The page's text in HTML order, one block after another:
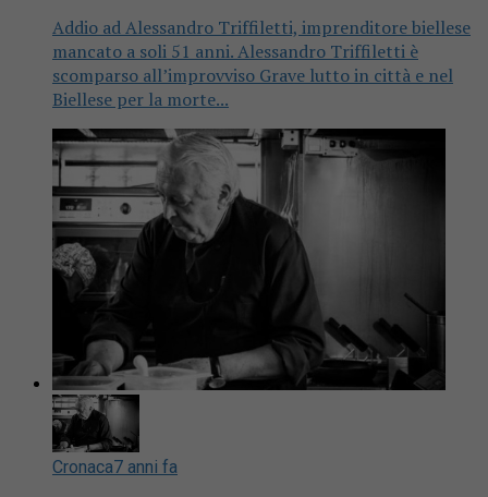
Addio ad Alessandro Triffiletti, imprenditore biellese
mancato a soli 51 anni. Alessandro Triffiletti è
scomparso all’improvviso Grave lutto in città e nel
Biellese per la morte...
Cronaca7 anni fa